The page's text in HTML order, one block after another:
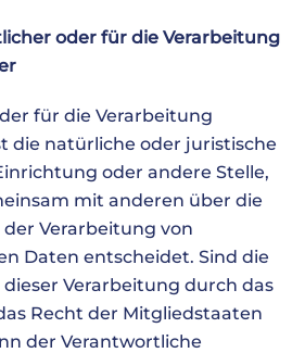
oder für die Verarbeitung
für die Verarbeitung
die natürliche oder juristische
oder andere Stelle,
mit anderen über die
Verarbeitung von
Daten entscheidet. Sind die
Verarbeitung durch das
Recht der Mitgliedstaaten
der Verantwortliche